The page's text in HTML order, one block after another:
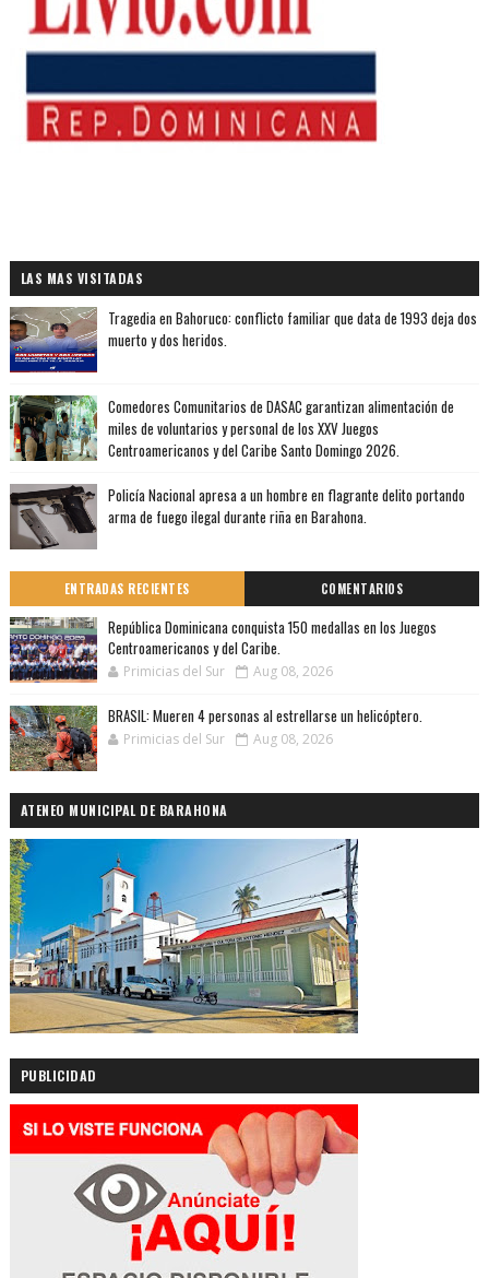
LAS MAS VISITADAS
Tragedia en Bahoruco: conflicto familiar que data de 1993 deja dos
muerto y dos heridos.
Comedores Comunitarios de DASAC garantizan alimentación de
miles de voluntarios y personal de los XXV Juegos
Centroamericanos y del Caribe Santo Domingo 2026.
Policía Nacional apresa a un hombre en flagrante delito portando
arma de fuego ilegal durante riña en Barahona.
ENTRADAS RECIENTES COMENTARIOS
República Dominicana conquista 150 medallas en los Juegos
Centroamericanos y del Caribe.
Primicias del Sur Aug 08, 2026
BRASIL: Mueren 4 personas al estrellarse un helicóptero.
Primicias del Sur Aug 08, 2026
ATENEO MUNICIPAL DE BARAHONA
PUBLICIDAD